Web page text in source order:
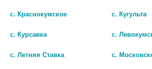
с. Краснокумское с. Кугульта
с. Курсавка с.
с. Летняя Ставка с.